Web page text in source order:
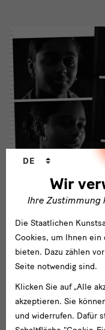
Filmvorführung
„OYOYO“
Dienstag, 23. April 2024,
Wir
Ihre Zustimmung
Sprachwechsler
DE
Die Staatlichen
Cookies, um Ihnen ein
bieten. Dazu zählen
Seite notwendig sind.
Klicken Sie auf „Alle
akzeptieren. Sie
und widerrufen. Dafür